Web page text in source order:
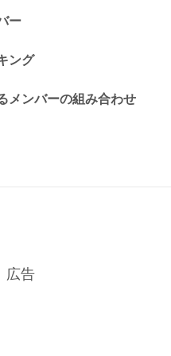
ー
ング
メンバーの組み合わせ
広告